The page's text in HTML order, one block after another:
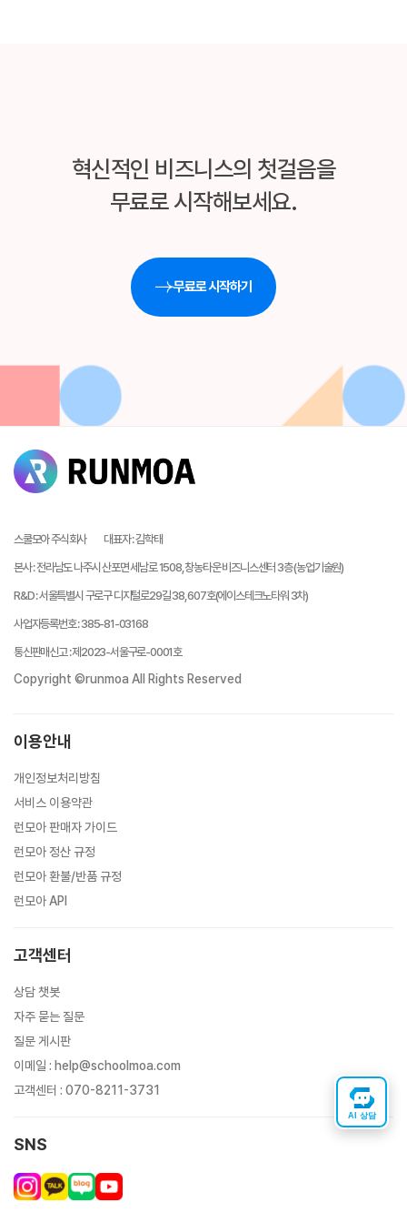
혁신적인 비즈니스의 첫걸음을
무료로 시작해보세요.
무료로 시작하기
스쿨모아 주식회사 대표자:김학태
본사:전라남도 나주시 산포면 세남로 1508, 창농타운 비즈니스센터 3층 (농업기술원)
R&D:서울특별시 구로구 디지털로29길 38, 607호(에이스테크노타워 3차)
사업자등록번호:385-81-03168
통신판매신고:제2023-서울구로-0001호
Copyright ©runmoa All Rights Reserved
이용안내
개인정보처리방침
서비스 이용약관
런모아 판매자 가이드
런모아 정산 규정
런모아 환불/반품 규정
런모아 API
고객센터
상담 챗봇
자주 묻는 질문
질문 게시판
이메일 : help@schoolmoa.com
고객센터 : 070-8211-3731
SNS
AI 상담